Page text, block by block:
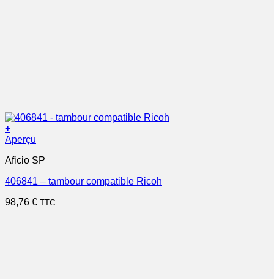
+
Aperçu
Aficio SP
406841 – tambour compatible Ricoh
98,76 € TTC